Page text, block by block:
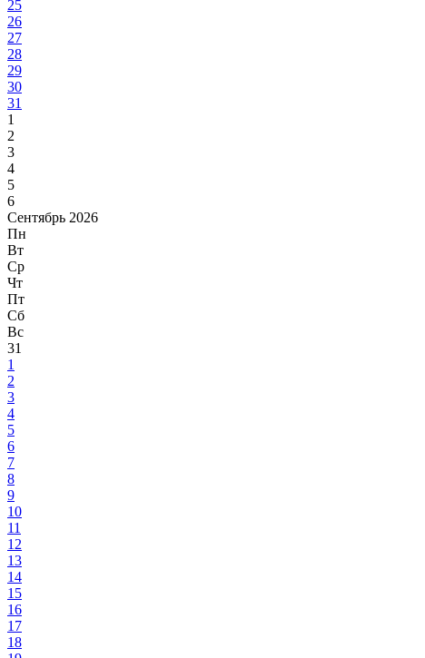
25
26
27
28
29
30
31
1
2
3
4
5
6
Сентябрь 2026
Пн
Вт
Ср
Чт
Пт
Сб
Вс
31
1
2
3
4
5
6
7
8
9
10
11
12
13
14
15
16
17
18